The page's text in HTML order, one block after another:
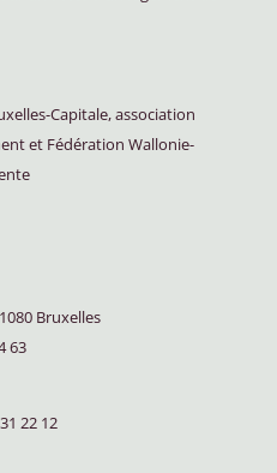
Capitale, association
et Fédération Wallonie-
Bruxelles
63
22 12